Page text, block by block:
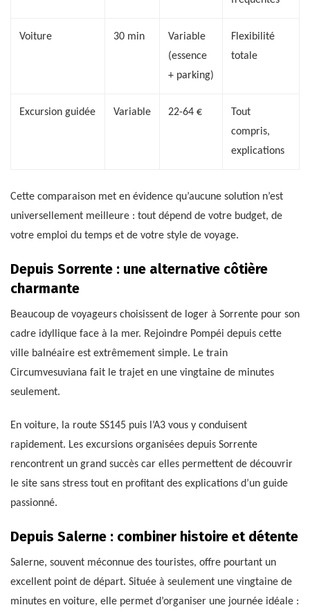
Voiture 30 min
Variable
(essence
+ parking)
Flexibilité
totale
Excursion guidée Variable 22-64 €
Tout
compris,
explications
Cette comparaison met en évidence qu’aucune solution n’est
universellement meilleure : tout dépend de votre budget, de
votre emploi du temps et de votre style de voyage.
Depuis Sorrente : une alternative côtière
charmante
Beaucoup de voyageurs choisissent de loger à Sorrente pour son
cadre idyllique face à la mer. Rejoindre Pompéi depuis cette
ville balnéaire est extrêmement simple. Le train
Circumvesuviana fait le trajet en une vingtaine de minutes
seulement.
En voiture, la route SS145 puis l’A3 vous y conduisent
rapidement. Les excursions organisées depuis Sorrente
rencontrent un grand succès car elles permettent de découvrir
le site sans stress tout en profitant des explications d’un guide
passionné.
Depuis Salerne : combiner histoire et détente
Salerne, souvent méconnue des touristes, offre pourtant un
excellent point de départ. Située à seulement une vingtaine de
minutes en voiture, elle permet d’organiser une journée idéale :